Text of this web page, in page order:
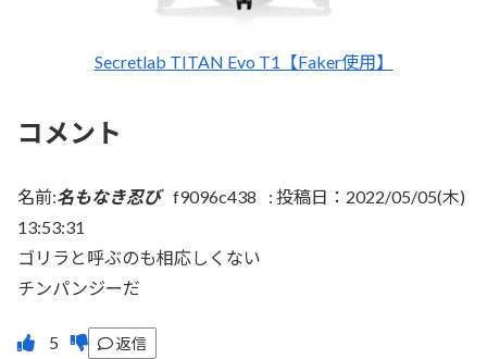
Secretlab TITAN Evo T1【Faker使用】
コメント
名前:名もなき忍び f9096c438 : 投稿日：2022/05/05(木)
13:53:31
ゴリラと呼ぶのも相応しくない
チンパンジーだ
返信